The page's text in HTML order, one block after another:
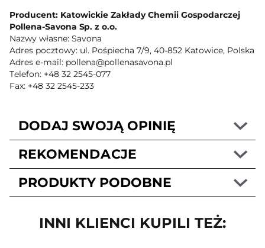
Producent: Katowickie Zakłady Chemii Gospodarczej
Pollena-Savona Sp. z o.o.
Nazwy własne: Savona
Adres pocztowy: ul. Pośpiecha 7/9, 40-852 Katowice, Polska
Adres e-mail: pollena@pollenasavona.pl
Telefon: +48 32 2545-077
Fax: +48 32 2545-233
DODAJ SWOJĄ OPINIĘ
REKOMENDACJE
PRODUKTY PODOBNE
INNI KLIENCI KUPILI TEŻ: